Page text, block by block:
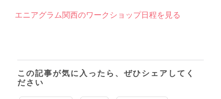
エニアグラム関西のワークショップ日程を見る
この記事が気に入ったら、ぜひシェアしてく
ださい